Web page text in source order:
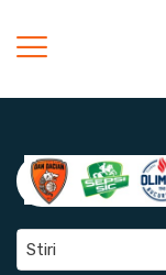
Stiri